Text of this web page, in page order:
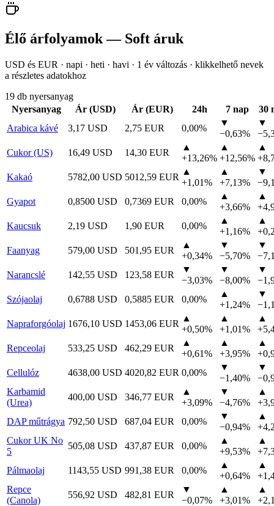
Élő árfolyamok — Soft áruk
USD és EUR · napi · heti · havi · 1 év változás · klikkelhető nevek
a részletes adatokhoz
19 db nyersanyag
Nyersanyag
Ár (USD) Ár (EUR) 24h 7 nap
30
Arabica kávé
3,17 USD 2,75 EUR 0,00%
▼
−0,63%
▼
Cukor (US)
16,49 USD 14,30 EUR
▲
+13,26%
▲
+12,56%
▲
Kakaó
5782,00 USD 5012,59 EUR
▲
+1,01%
▲
+7,13%
▼
Gyapot
0,8500 USD 0,7369 EUR 0,00%
▲
+3,66%
▲
Kaucsuk
2,19 USD 1,90 EUR 0,00%
▲
+1,16%
▲
Faanyag
579,00 USD 501,95 EUR
▲
+0,34%
▼
−5,70%
▼
Narancslé
142,55 USD 123,58 EUR
▼
−3,03%
▼
−8,00%
▼
Szójaolaj
0,6788 USD 0,5885 EUR 0,00%
▲
+1,24%
▼
Napraforgóolaj 1676,10 USD 1453,06 EUR
▲
+0,50%
▲
+1,01%
▲
Repceolaj
533,25 USD 462,29 EUR
▲
+0,61%
▲
+3,95%
▲
Cellulóz
4638,00 USD 4020,82 EUR 0,00%
▼
−1,40%
▼
Karbamid
(Urea)
400,00 USD 346,77 EUR
▲
+3,09%
▼
−4,76%
▲
DAP műtrágya 792,50 USD 687,04 EUR 0,00%
▼
−0,94%
▲
Cukor UK No
5
505,08 USD 437,87 EUR 0,00%
▲
+9,53%
▲
Pálmaolaj
1143,55 USD 991,38 EUR 0,00%
▲
+0,64%
▲
Repce
(Canola)
556,92 USD 482,81 EUR
▼
−0,07%
▲
+3,01%
▲